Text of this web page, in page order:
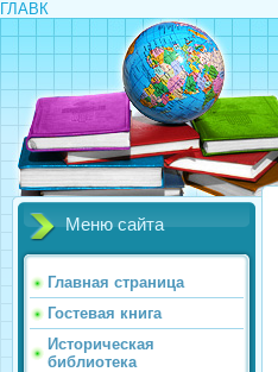
ГЛАВК
Меню сайта
Главная страница
Гостевая книга
Историческая
библиотека